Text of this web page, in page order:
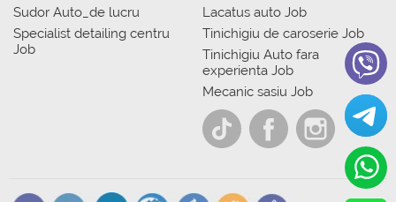
Sudor Auto_de lucru
Specialist detailing centru
Job
Lacatus auto Job
Tinichigiu de caroserie Job
Tinichigiu Auto fara
experienta Job
Mecanic sasiu Job